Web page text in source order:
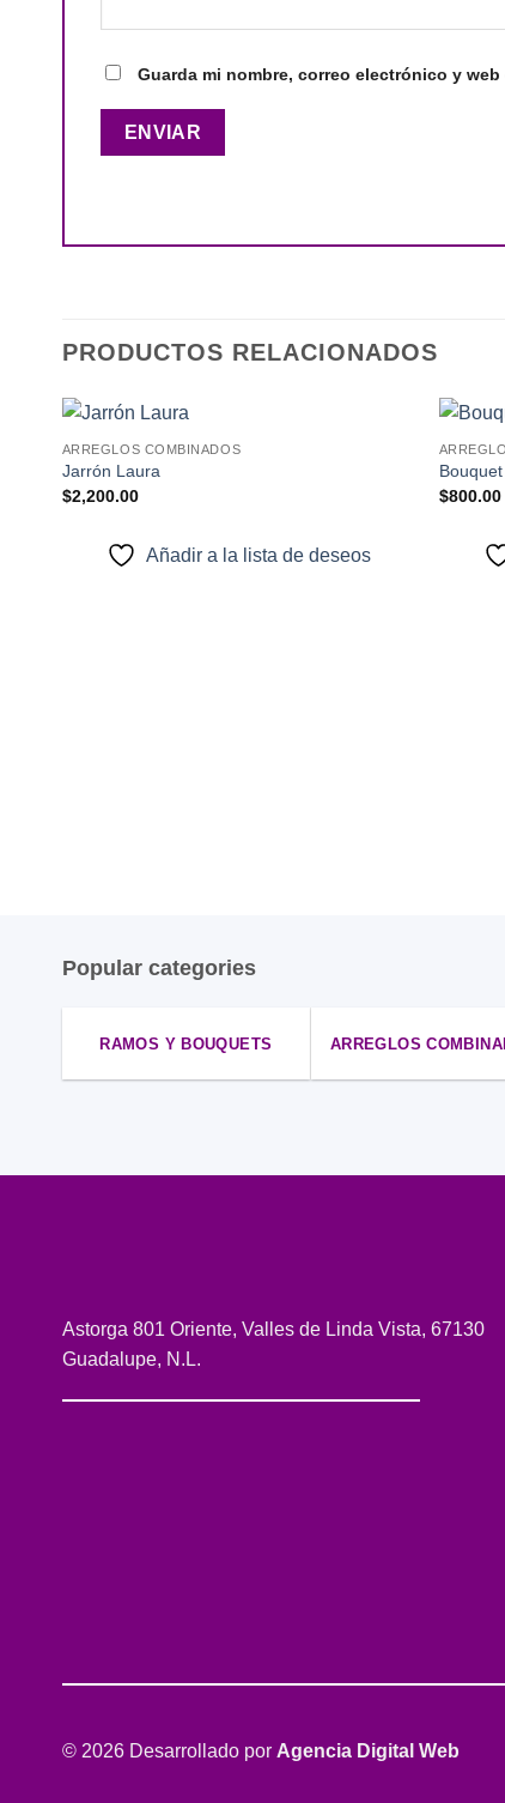
Guarda mi nombre, correo electrónico y
PRODUCTOS RELACIONADOS
ARREGLOS COMBINADOS
Jarrón Laura
$2,200.00
Añadir a la lista de deseos
+
$800.00
Popular categories
RAMOS Y BOUQUETS ARREGLOS
Astorga 801 Oriente, Valles de Linda Vista, 67130
Guadalupe, N.L.
© 2026 Desarrollado por Agencia Digital Web